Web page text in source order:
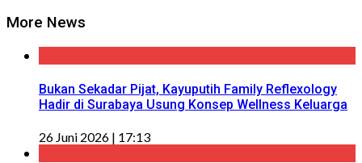
More News
Bukan Sekadar Pijat, Kayuputih Family Reflexology
Hadir di Surabaya Usung Konsep Wellness Keluarga
26 Juni 2026 | 17:13